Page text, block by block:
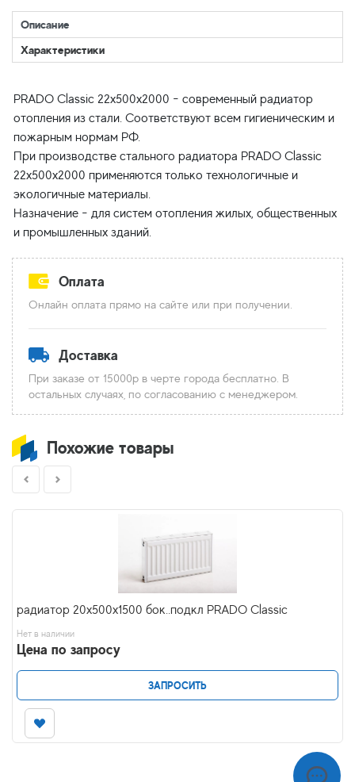
Описание
Характеристики
PRADO Classic 22x500x2000 - современный радиатор
отопления из стали. Соответствуют всем гигиеническим и
пожарным нормам РФ.
При производстве стального радиатора PRADO Classic
22x500x2000 применяются только технологичные и
экологичные материалы.
Назначение - для систем отопления жилых, общественных
Оплата
Онлайн оплата прямо на сайте или при получении.
Доставка
При заказе от 15000р в черте города бесплатно. В
остальных случаях, по согласованию с менеджером.
Похожие товары
радиатор 20x500х1500 бок..подкл PRADO Classic
Нет в наличии
Цена по запросу
ЗАПРОСИТЬ